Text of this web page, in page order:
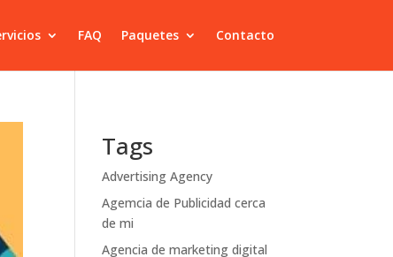
FAQ Paquetes Contacto
Tags
Advertising Agency
Agemcia de Publicidad cerca
de mi
Agencia de marketing digital